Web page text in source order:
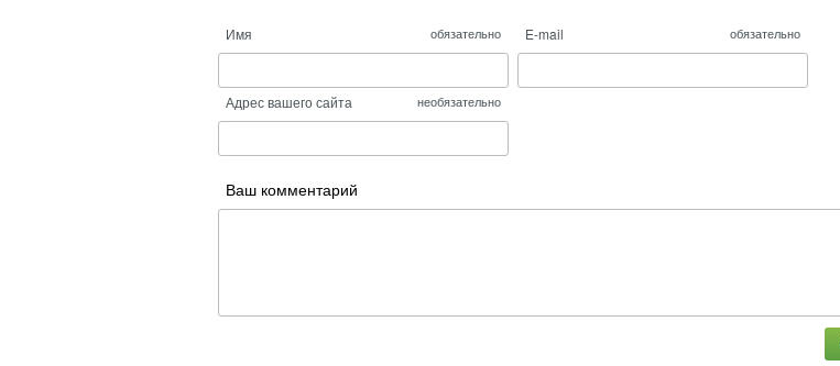
Имя обязательно E-mail обязательно
Адрес вашего сайта необязательно
Ваш комментарий